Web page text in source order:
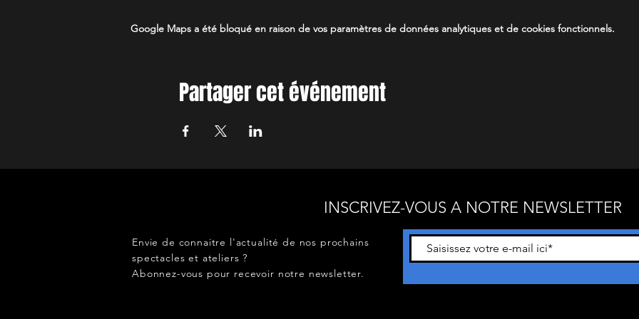
Google Maps a été bloqué en raison de vos paramètres de données analytiques et de cookies fonctionnels.
Partager cet événement
INSCRIVEZ-VOUS A NOTRE NEWSLETTER
Envie de connaitre l'actualité de nos prochains
spectacles et ateliers ?
Abonnez-vous pour recevoir notre newsletter.